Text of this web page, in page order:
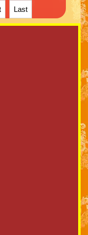
Last